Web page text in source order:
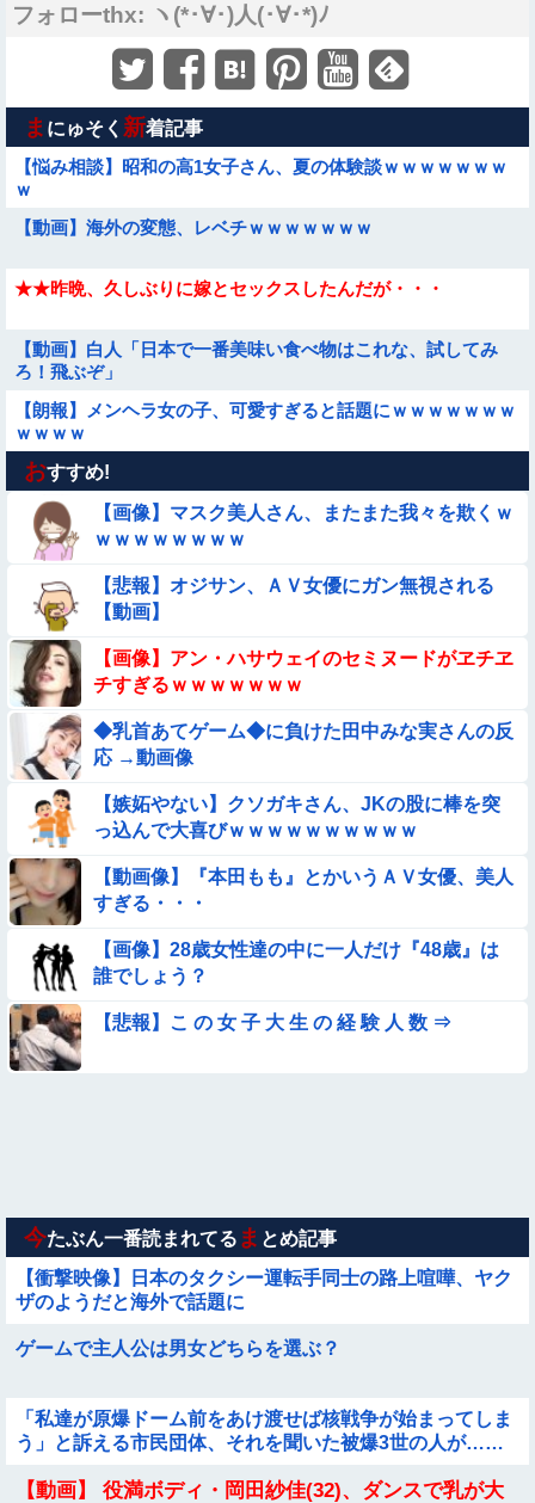
フォローthx: ヽ(*･∀･)人(･∀･*)ﾉ
ま にゅそく 新着記事
【悩み相談】昭和の高1女子さん、夏の体験談ｗｗｗｗｗｗｗ
ｗ
【動画】海外の変態、レベチｗｗｗｗｗｗｗ
★★昨晩、久しぶりに嫁とセックスしたんだが・・・
【動画】白人「日本で一番美味い食べ物はこれな、試してみ
ろ！飛ぶぞ」
【朗報】メンヘラ女の子、可愛すぎると話題にｗｗｗｗｗｗｗ
ｗｗｗｗ
★★同格のように語られてるけど実際は『雲泥の差』があるも
のと言えば？
【動画】野犬の群れに襲われた男性、とんでもない方法で制圧
するｗｗｗｗｗｗｗ
★★水着姿を見た彼氏が「核兵器並みのボディだね」って褒め
てくれた(´；ω；｀)
【画像】女さん「彼氏が強制わいせつで捕まって謝罪の手紙が
来た」ﾊﾟｼｬｯ
【動画あり】ボーイッシュ美少女「どうしたん？おっぱい揉
む？❤」
【要審議】４歳娘が描いたママのお尻ｗｗｗｗｗ【画像】
【悲報】イッヌさん、飼い主の『レズプレイ』を見てドン引
き・・・
【悲報】昭和世代さん、「1時間弱」は1時間に満たない、「1
時間強」は1時間＋αだと思ってる😭
【動画】町の中華料理屋さん、娘の採用で人気店になってしま
【動画】南米系のデカパイぽっちゃり女さん、配信がヱ口すぎ
ｗｗｗｗｗｗｗ
て炎上
おすすめ!
【画像】マスク美人さん、またまた我々を欺くｗ
ｗｗｗｗｗｗｗｗ
【悲報】オジサン、ＡＶ女優にガン無視される
【動画】
【画像】アン・ハサウェイのセミヌードがヱチヱ
チすぎるｗｗｗｗｗｗｗ
◆乳首あてゲーム◆に負けた田中みな実さんの反
応 →動画像
【嫉妬やない】クソガキさん、JKの股に棒を突
っ込んで大喜びｗｗｗｗｗｗｗｗｗｗ
【動画像】『本田もも』とかいうＡＶ女優、美人
すぎる・・・
【画像】28歳女性達の中に一人だけ『48歳』は
誰でしょう？
【悲報】こ の 女 子 大 生 の 経 験 人 数 ⇒
今たぶん一番読まれてる ま とめ記事
【衝撃映像】日本のタクシー運転手同士の路上喧嘩、ヤク
ザのようだと海外で話題に
ゲームで主人公は男女どちらを選ぶ？
「私達が原爆ドーム前をあけ渡せば核戦争が始まってしま
う」と訴える市民団体、それを聞いた被爆3世の人が……
【動画】 役満ボディ・岡田紗佳(32)、ダンスで乳が大